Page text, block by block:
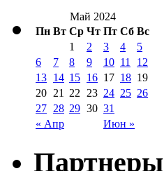
Май 2024
Пн Вт Ср Чт Пт Сб Вс
« Апр Июн »
1 2 3 4
5
6
7 8 9 10 11
12
13 14 15 16 17 18 19
20 21 22 23 24 25 26
27 28 29 30 31
Партнеры